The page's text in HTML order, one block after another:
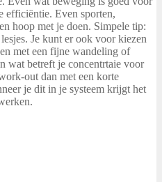
efficiëntie. Even sporten,
hoop met je doen. Simpele tip:
Je kunt er ook voor kiezen
met een fijne wandeling of
wat betreft je concentrtaie voor
out dan met een korte
je dit in je systeem krijgt het